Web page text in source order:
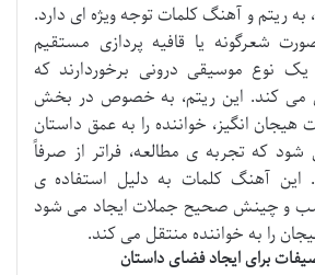
به ریتم و آهنگ کلمات توجه ویژه ای دارد.
شعرگونه یا قافیه پردازی مستقیم
یک نوع موسیقی درونی برخوردارند که
می کند. این ریتم، به خصوص در بخش
انگیز، خواننده را به عمق داستان
که تجربه ی مطالعه، فراتر از صرفاً
این آهنگ کلمات به دلیل استفاده ی
و چینش صحیح جملات ایجاد می شود
را به خواننده منتقل می کند.
برای ایجاد فضای داستان